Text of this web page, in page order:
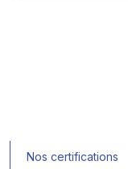
Nos certifications